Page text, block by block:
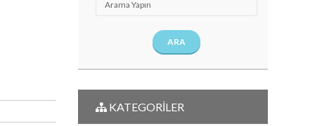
ARA
KATEGORİLER